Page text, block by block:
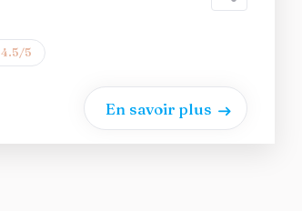
4.5/5
En savoir plus